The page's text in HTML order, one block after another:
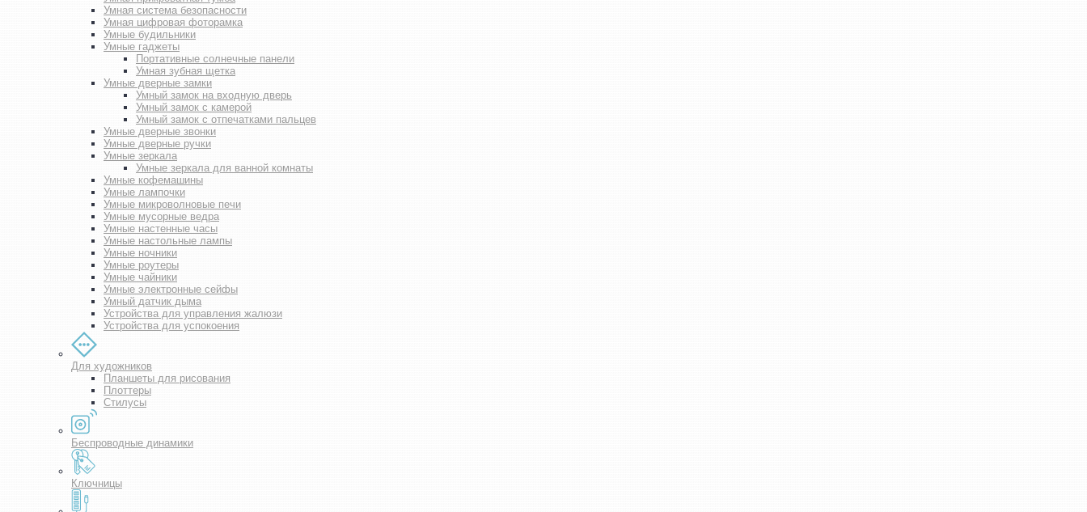
Умная система безопасности
Умная цифровая фоторамка
Умные будильники
Умные гаджеты
Портативные солнечные панели
Умная зубная щетка
Умные дверные замки
Умный замок на входную дверь
Умный замок с камерой
Умный замок с отпечатками пальцев
Умные дверные звонки
Умные дверные ручки
Умные зеркала
Умные зеркала для ванной комнаты
Умные кофемашины
Умные лампочки
Умные микроволновые печи
Умные мусорные ведра
Умные настенные часы
Умные настольные лампы
Умные ночники
Умные роутеры
Умные чайники
Умные электронные сейфы
Умный датчик дыма
Устройства для управления жалюзи
Устройства для успокоения
Для художников
Планшеты для рисования
Плоттеры
Стилусы
Беспроводные динамики
Ключницы